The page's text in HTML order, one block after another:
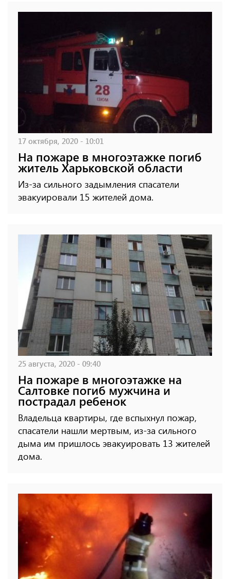
17 октября, 2020 - 10:01
На пожаре в многоэтажке погиб
житель Харьковской области
Из-за сильного задымления спасатели
эвакуировали 15 жителей дома.
25 августа, 2020 - 09:40
На пожаре в многоэтажке на
Салтовке погиб мужчина и
пострадал ребенок
Владельца квартиры, где вспыхнул пожар,
спасатели нашли мертвым, из-за сильного
дыма им пришлось эвакуировать 13 жителей
дома.